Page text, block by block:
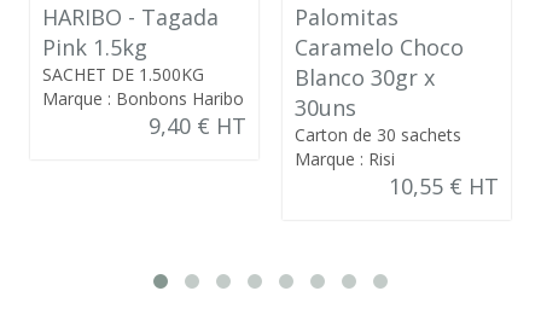
HARIBO - Tagada
Pink 1.5kg
SACHET DE 1.500KG
Marque : Bonbons Haribo
9,40 € HT
Palomitas
Caramelo Choco
Blanco 30gr x
30uns
Carton de 30 sachets
Marque : Risi
10,55 € HT